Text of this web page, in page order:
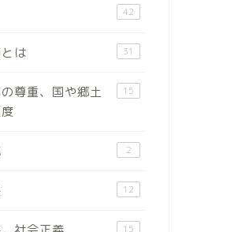
42
は 31
尊重、国や郷土
15
2
12
15